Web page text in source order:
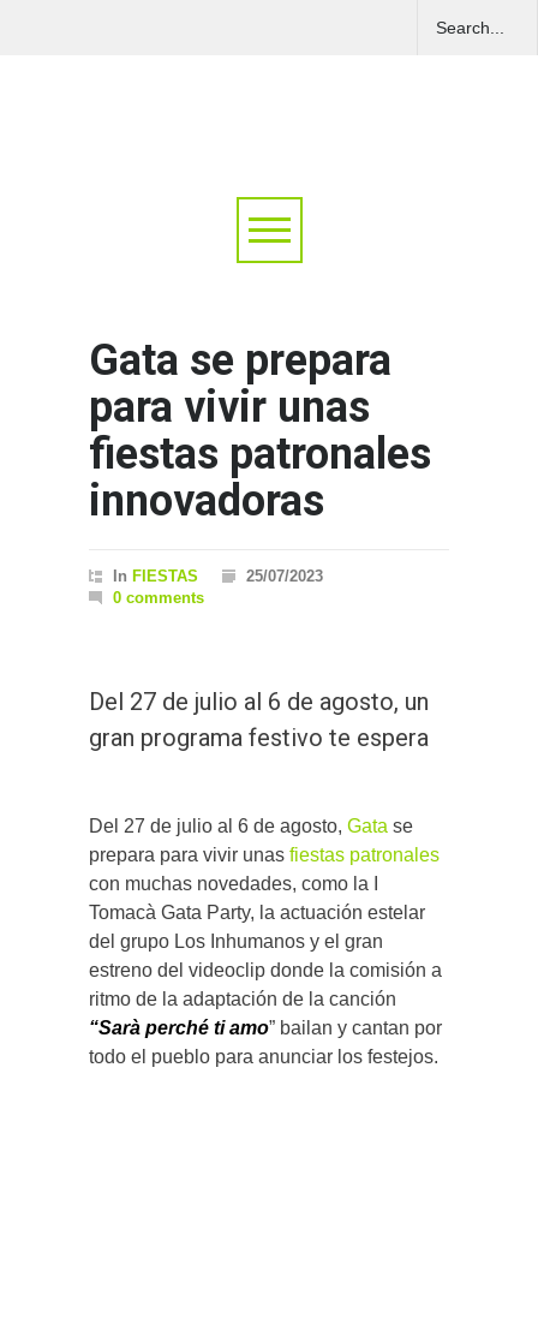
Gata se prepara
para vivir unas
fiestas patronales
innovadoras
In FIESTAS
25/07/2023
0 comments
Del 27 de julio al 6 de agosto, un
gran programa festivo te espera
Del 27 de julio al 6 de agosto, Gata se
prepara para vivir unas fiestas patronales
con muchas novedades, como la I
Tomacà Gata Party, la actuación estelar
del grupo Los Inhumanos y el gran
estreno del videoclip donde la comisión a
ritmo de la adaptación de la canción
“Sarà perché ti amo” bailan y cantan por
todo el pueblo para anunciar los festejos.